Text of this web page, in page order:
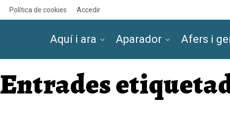
Política de cookies Accedir
Aquí i ara Aparador Afers i
Entrades